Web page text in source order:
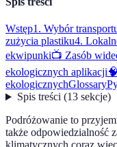
Wstęp1. Wybór
zużycia plastiku4.
ekwipunki📺 Zasób
ekologicznych aplikacji
ekologicznychGlossary
Spis treści(13 sekcje)
Podróżowanie to
także odpowiedzialność